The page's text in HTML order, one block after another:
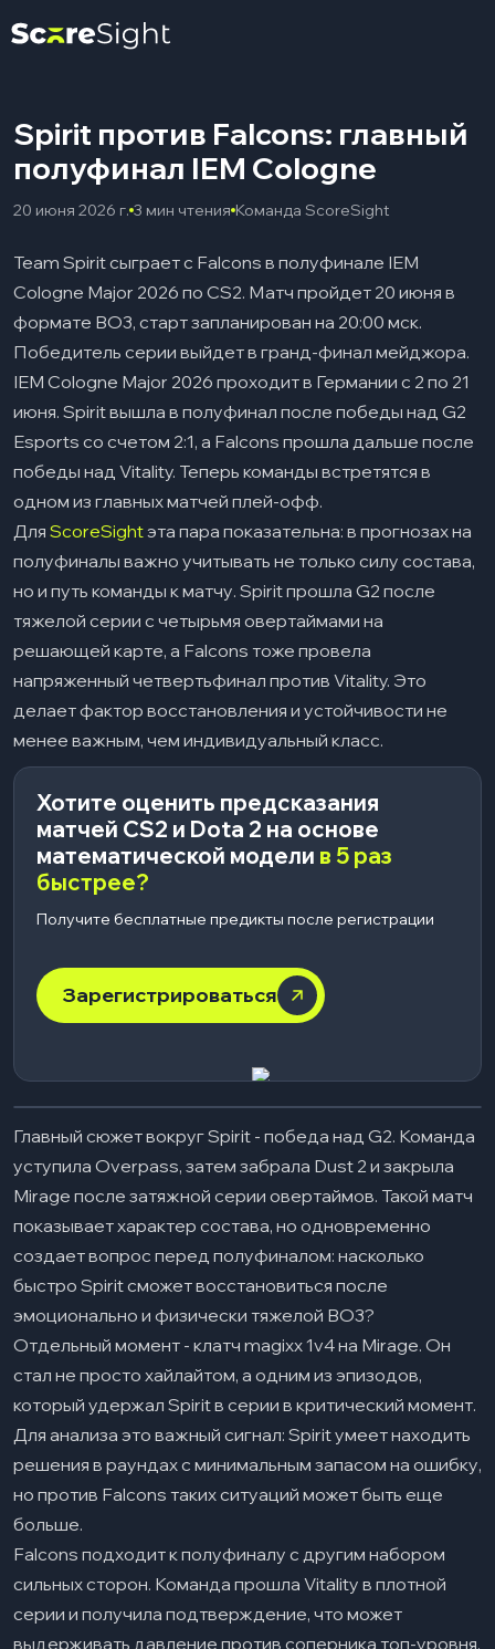
Spirit против Falcons: главный
полуфинал IEM Cologne
20 июня 2026 г. 3 мин чтения Команда ScoreSight
Team Spirit сыграет с Falcons в полуфинале IEM
Cologne Major 2026 по CS2. Матч пройдет 20 июня в
формате BO3, старт запланирован на 20:00 мск.
Победитель серии выйдет в гранд-финал мейджора.
IEM Cologne Major 2026 проходит в Германии с 2 по 21
июня. Spirit вышла в полуфинал после победы над G2
Esports со счетом 2:1, а Falcons прошла дальше после
победы над Vitality. Теперь команды встретятся в
одном из главных матчей плей-офф.
Для ScoreSightэта пара показательна: в прогнозах на
полуфиналы важно учитывать не только силу состава,
но и путь команды к матчу. Spirit прошла G2 после
тяжелой серии с четырьмя овертаймами на
решающей карте, а Falcons тоже провела
напряженный четвертьфинал против Vitality. Это
делает фактор восстановления и устойчивости не
менее важным, чем индивидуальный класс.
Хотите оценить предсказания
матчей CS2 и Dota 2 на основе
математической модели в 5 раз
быстрее?
Получите бесплатные предикты после регистрации
Зарегистрироваться
Главный сюжет вокруг Spirit - победа над G2. Команда
уступила Overpass, затем забрала Dust 2 и закрыла
Mirage после затяжной серии овертаймов. Такой матч
показывает характер состава, но одновременно
создает вопрос перед полуфиналом: насколько
быстро Spirit сможет восстановиться после
эмоционально и физически тяжелой BO3?
Отдельный момент - клатч magixx 1v4 на Mirage. Он
стал не просто хайлайтом, а одним из эпизодов,
который удержал Spirit в серии в критический момент.
Для анализа это важный сигнал: Spirit умеет находить
решения в раундах с минимальным запасом на ошибку,
но против Falcons таких ситуаций может быть еще
больше.
Falcons подходит к полуфиналу с другим набором
сильных сторон. Команда прошла Vitality в плотной
серии и получила подтверждение, что может
выдерживать давление против соперника топ-уровня.